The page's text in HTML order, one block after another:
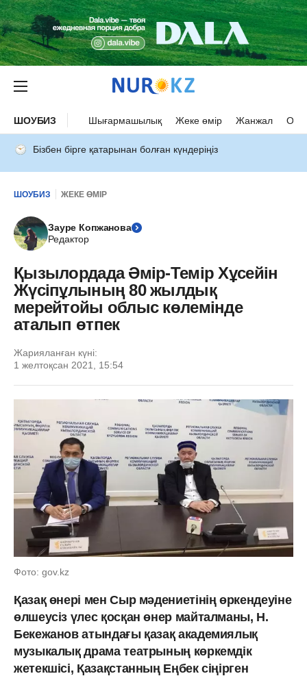
ШОУБИЗ Шығармашылық Жеке өмір Жанжал
Бізбен бірге қатарынан болған күндеріңіз
ШОУБИЗ ЖЕКЕ ӨМІР
Зауре Копжанова
Редактор
Қызылордада Әмір-Темір Хұсейін
Жүсіпұлының 80 жылдық
мерейтойы облыс көлемінде
аталып өтпек
Жарияланған күні:
1 желтоқсан 2021, 15:54
Фото: gov.kz
Қазақ өнері мен Сыр мәдениетінің өркендеуіне
өлшеусіз үлес қосқан өнер майталманы, Н.
Бекежанов атындағы қазақ академиялық
музыкалық драма театрының көркемдік
жетекшісі, Қазақстанның Еңбек сіңірген